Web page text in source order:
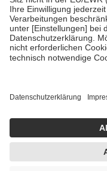
fallenkeine Zuzahlungen
• Kindern und
mit Ausnahme der
• Untersuchungen zur
GKV getragen werden
Einholung von
getroffen, um
handelt. Mehr
https://